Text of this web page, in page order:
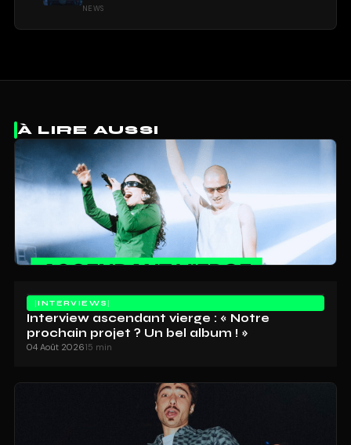
NEWS
À LIRE AUSSI
INTERVIEWS
Interview ascendant vierge : « Notre
prochain projet ? Un bel album ! »
04 Août 202615 min